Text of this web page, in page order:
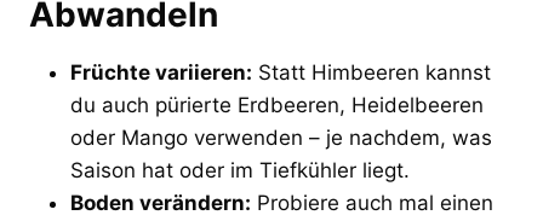
Abwandeln
Früchte variieren: Statt Himbeeren kannst
du auch pürierte Erdbeeren, Heidelbeeren
oder Mango verwenden – je nachdem, was
Saison hat oder im Tiefkühler liegt.
Boden verändern: Probiere auch mal einen